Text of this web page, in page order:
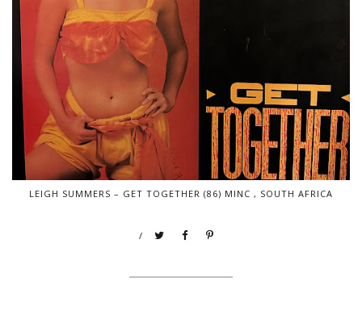
LEIGH SUMMERS – GET TOGETHER (86) MINC , SOUTH AFRICA
/